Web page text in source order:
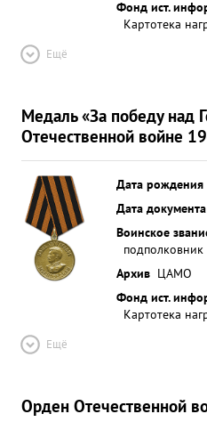
Фонд ист.
Картотека
Ещё
Медаль «За победу над
Отечественной войне
Дата рождения
Дата документа
Воинское
подполковник
Архив ЦАМО
Фонд ист.
Картотека
Ещё
Орден Отечественной